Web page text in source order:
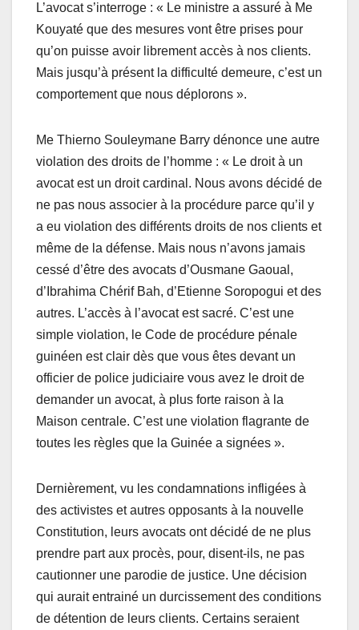
L’avocat s’interroge : « Le ministre a assuré à Me
Kouyaté que des mesures vont être prises pour
qu’on puisse avoir librement accès à nos clients.
Mais jusqu’à présent la difficulté demeure, c’est un
comportement que nous déplorons ».
Me Thierno Souleymane Barry dénonce une autre
violation des droits de l’homme : « Le droit à un
avocat est un droit cardinal. Nous avons décidé de
ne pas nous associer à la procédure parce qu’il y
a eu violation des différents droits de nos clients et
même de la défense. Mais nous n’avons jamais
cessé d’être des avocats d’Ousmane Gaoual,
d’Ibrahima Chérif Bah, d’Etienne Soropogui et des
autres. L’accès à l’avocat est sacré. C’est une
simple violation, le Code de procédure pénale
guinéen est clair dès que vous êtes devant un
officier de police judiciaire vous avez le droit de
demander un avocat, à plus forte raison à la
Maison centrale. C’est une violation flagrante de
toutes les règles que la Guinée a signées ».
Dernièrement, vu les condamnations infligées à
des activistes et autres opposants à la nouvelle
Constitution, leurs avocats ont décidé de ne plus
prendre part aux procès, pour, disent-ils, ne pas
cautionner une parodie de justice. Une décision
qui aurait entrainé un durcissement des conditions
de détention de leurs clients. Certains seraient